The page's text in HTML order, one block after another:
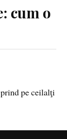
cum o
pe ceilalţi